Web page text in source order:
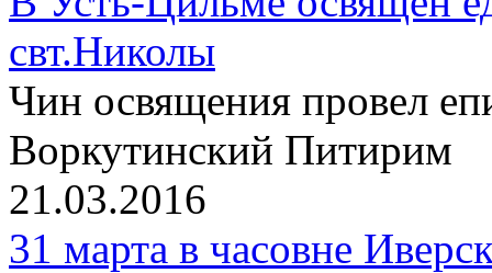
свт.Николы
Чин освящения провел
Воркутинский Питирим
21.03.2016
31 марта в часовне